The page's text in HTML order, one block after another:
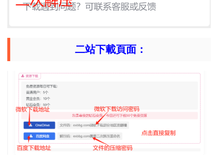
二站下載頁面：